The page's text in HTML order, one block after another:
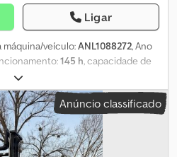
Ligar
máquina/veículo:ANL1088272, Ano
145 h, capacidade de
mm, tipo de mastro:simplex,
1 220 mm, comprimento do garfo:
dianteiro:4.00-4,5-2.50
em vazio:1 550 kg, altura total:
1 150 mm, largura total:
Anúncio classificado